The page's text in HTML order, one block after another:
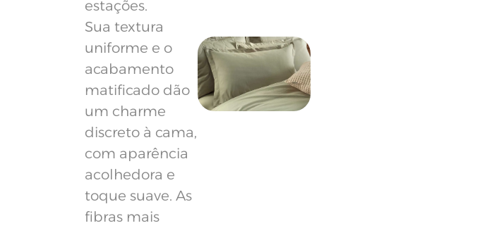
estações.
Sua textura
uniforme e o
acabamento
matificado dão
um charme
discreto à cama,
com aparência
acolhedora e
toque suave. As
fibras mais